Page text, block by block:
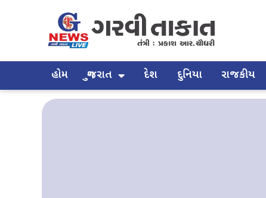
હોમ ગુજરાત દેશ દુનિયા રાજકીય